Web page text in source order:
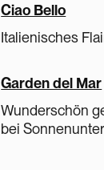
Ciao Bello
Italienisches
Garden del Mar
Wunderschön
bei